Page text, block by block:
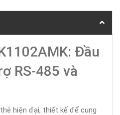
Đầu
RS-485 và
hiện đại, thiết kế để cung